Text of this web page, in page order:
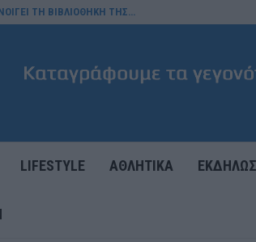
ΤΗ ΒΙΒΛΙΟΘΗΚΗ ΤΗΣ…
LIFESTYLE ΑΘΛΗΤΙΚΑ